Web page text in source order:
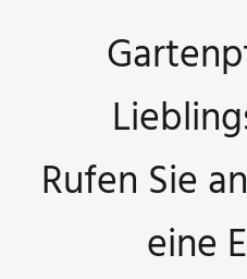
Rufen Sie
eine